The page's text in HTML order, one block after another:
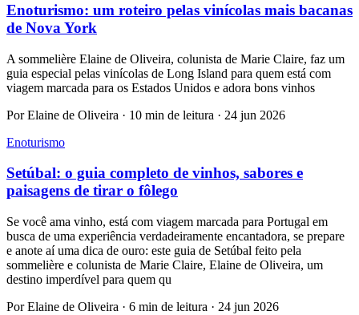
Enoturismo: um roteiro pelas vinícolas mais bacanas
de Nova York
A sommelière Elaine de Oliveira, colunista de Marie Claire, faz um
guia especial pelas vinícolas de Long Island para quem está com
viagem marcada para os Estados Unidos e adora bons vinhos
Por Elaine de Oliveira · 10 min de leitura · 24 jun 2026
Enoturismo
Setúbal: o guia completo de vinhos, sabores e
paisagens de tirar o fôlego
Se você ama vinho, está com viagem marcada para Portugal em
busca de uma experiência verdadeiramente encantadora, se prepare
e anote aí uma dica de ouro: este guia de Setúbal feito pela
sommelière e colunista de Marie Claire, Elaine de Oliveira, um
destino imperdível para quem qu
Por Elaine de Oliveira · 6 min de leitura · 24 jun 2026